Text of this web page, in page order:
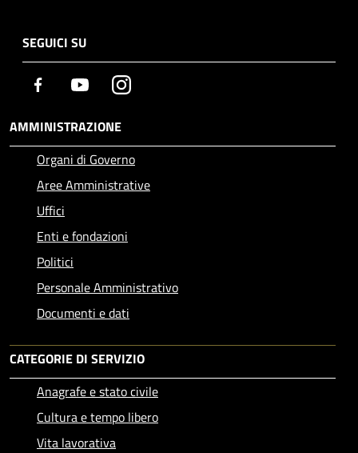
SEGUICI SU
Facebook YoutubeInstagram
AMMINISTRAZIONE
Organi di Governo
Aree Amministrative
Uffici
Enti e fondazioni
Politici
Personale Amministrativo
Documenti e dati
CATEGORIE DI SERVIZIO
Anagrafe e stato civile
Cultura e tempo libero
Vita lavorativa